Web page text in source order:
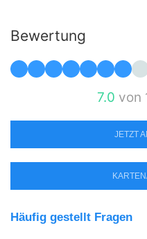
Bewertung
7.0 von
JETZT
Häufig gestellt Fragen